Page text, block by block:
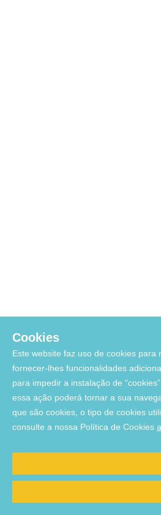
Cookies
Este website faz uso de cookies
fornecer-lhes funcionalidades
para impedir a instalação de
essa ação poderá tornar a sua
que são cookies, o tipo de cookies
consulte a nossa Política de Cookies